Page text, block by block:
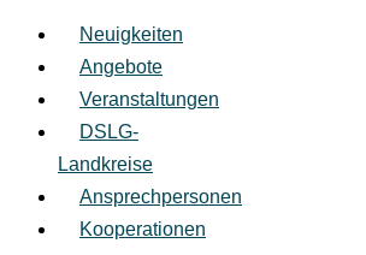
Neuigkeiten
Angebote
Veranstaltungen
DSLG-
Landkreise
Ansprechpersonen
Kooperationen